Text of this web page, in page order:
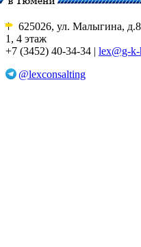
625026, ул. Малыгина,
1, 4 этаж
+7 (3452) 40-34-34 | lex@g-
@lexconsalting